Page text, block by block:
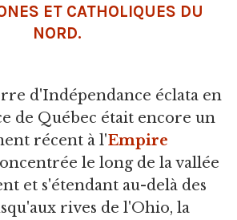
ET CATHOLIQUES DU
NORD.
d'Indépendance éclata en
de Québec était encore un
récent à l'Empire
le long de la vallée
et s'étendant au-delà des
rives de l'Ohio, la